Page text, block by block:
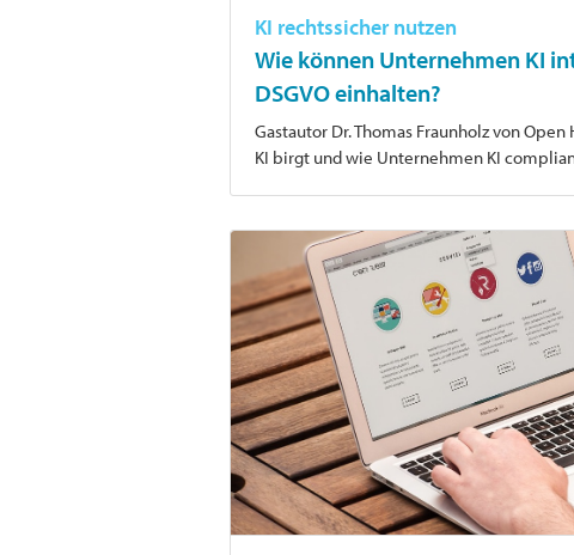
KI rechtssicher nutzen
Wie können Unternehmen KI
DSGVO einhalten?
Gastautor Dr. Thomas Fraunholz von
KI birgt und wie Unternehmen KI